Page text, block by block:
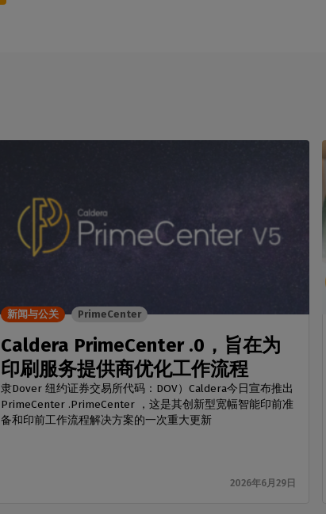
Caldera PrimeCenter .0，旨在为
印刷服务提供商优化工作流程
隶Dover 纽约证券交易所代码：DOV）Caldera今日宣布推出
PrimeCenter .PrimeCenter ，这是其创新型宽幅智能印前准
备和印前工作流程解决方案的一次重大更新
2026年6月29日
新闻与公关 PrimeCenter